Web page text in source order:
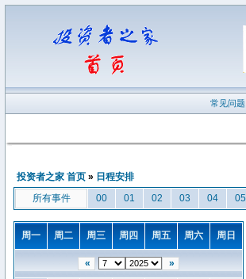
常见问题
投资者之家 首页 » 日程安排
所有事件
00 01 02 03 04 05
周一 周二 周三 周四 周五 周六 周日
« »